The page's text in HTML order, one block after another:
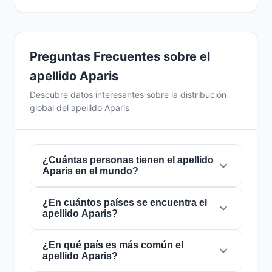
Preguntas Frecuentes sobre el
apellido Aparis
Descubre datos interesantes sobre la distribución
global del apellido Aparis
¿Cuántas personas tienen el apellido
Aparis en el mundo?
Actualmente hay aproximadamente972
personascon el apellido
mundo. Esto significa que aproximadamente 1
de cada8,230,453 personasen el mundo
lleva este apellido. Se encuentra presente en
¿En cuántos países se encuentra el
apellido Aparis?
El apellidoAparisestá presente en
de todo el mundo. Esto lo clasifica como un
¿En qué país es más común el
apellido Aparis?